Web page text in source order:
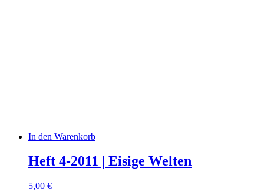
In den Warenkorb
Heft 4-2011 | Eisige Welten
5,00 €